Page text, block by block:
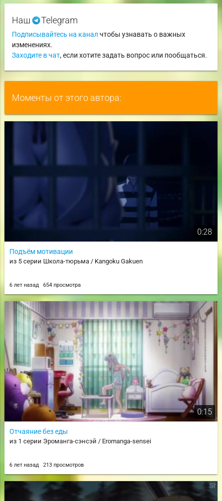
Наш Telegram
Подписывайтесь на канал чтобы узнавать о важных
изменениях.
Заходите в чат, если хотите задать вопрос или пообщаться.
Моменты от этого автора:
0:28
Подъём мотивации
из 5 серии Школа-тюрьма / Kangoku Gakuen
6 лет назад 654 просмотра
0:15
Отчаяние без еды
из 1 серии Эроманга-сэнсэй / Eromanga-sensei
6 лет назад 213 просмотров